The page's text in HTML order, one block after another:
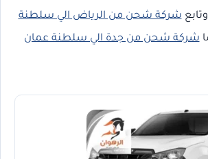
شركة شحن من الرياض الي سلطنة
شركة شحن من جدة الي سلطنة عمان